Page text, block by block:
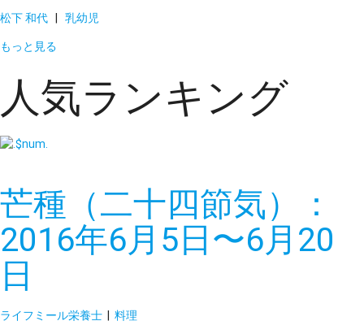
松下 和代 | 乳幼児
もっと見る
人気ランキング
芒種（二十四節気）：
2016年6月5日〜6月20
日
ライフミール栄養士 | 料理